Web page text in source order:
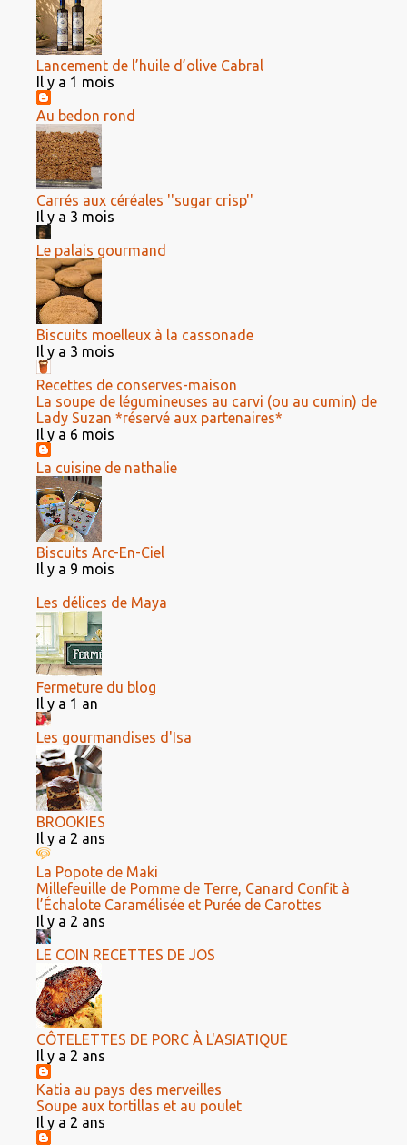
Lancement de l’huile d’olive Cabral
Il y a 1 mois
Au bedon rond
Carrés aux céréales ''sugar crisp''
Il y a 3 mois
Le palais gourmand
Biscuits moelleux à la cassonade
Il y a 3 mois
Recettes de conserves-maison
La soupe de légumineuses au carvi (ou au cumin) de
Lady Suzan *réservé aux partenaires*
Il y a 6 mois
La cuisine de nathalie
Biscuits Arc-En-Ciel
Il y a 9 mois
Les délices de Maya
Fermeture du blog
Il y a 1 an
Les gourmandises d'Isa
BROOKIES
Il y a 2 ans
La Popote de Maki
Millefeuille de Pomme de Terre, Canard Confit à
l’Échalote Caramélisée et Purée de Carottes
Il y a 2 ans
LE COIN RECETTES DE JOS
CÔTELETTES DE PORC À L'ASIATIQUE
Il y a 2 ans
Katia au pays des merveilles
Soupe aux tortillas et au poulet
Il y a 2 ans